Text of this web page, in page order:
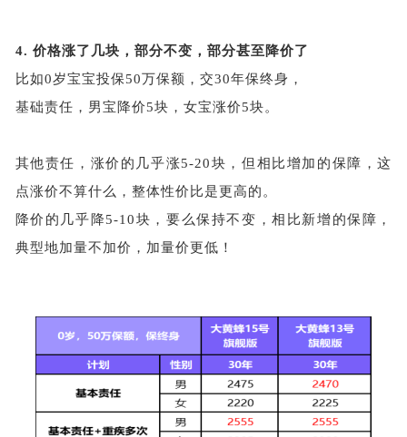
4. 价格涨了几块，部分不变，部分甚至降价了
比如0岁宝宝投保50万保额，交30年保终身，
基础责任，男宝降价5块，女宝涨价5块。
其他责任，涨价的几乎涨5-20块，但相比增加的保障，这
点涨价不算什么，整体性价比是更高的。
降价的几乎降5-10块，要么保持不变，相比新增的保障，
典型地加量不加价，加量价更低！